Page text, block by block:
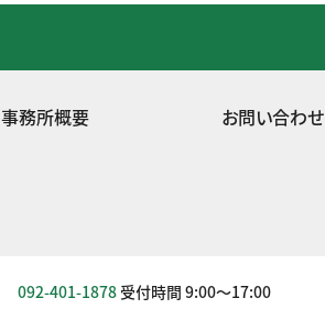
事務所概要 お問い合わせ
092-401-1878 受付時間 9:00～17:00